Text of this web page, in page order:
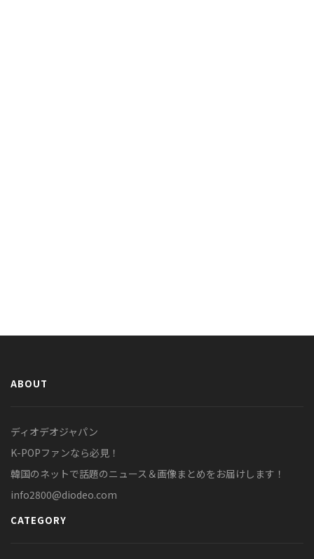
ABOUT
ディオデオジャパン
K-POPファンなら必見！
韓国のネットで話題のニュース＆画像まとめをお届けします！
info2800@diodeo.com
CATEGORY